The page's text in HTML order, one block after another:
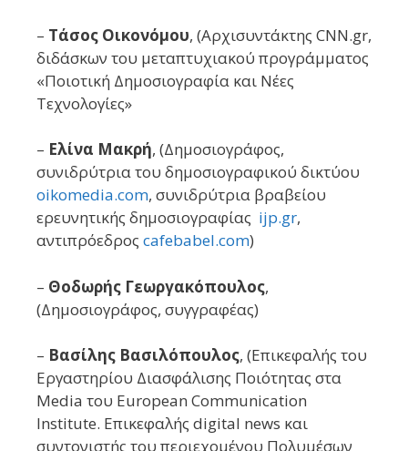
– Τάσος Οικονόμου, (Αρχισυντάκτης CNN.gr,
διδάσκων του μεταπτυχιακού προγράμματος
«Ποιοτική Δημοσιογραφία και Νέες
Τεχνολογίες»
– Ελίνα Μακρή, (Δημοσιογράφος,
συνιδρύτρια του δημοσιογραφικού δικτύου
oikomedia.com, συνιδρύτρια βραβείου
ερευνητικής δημοσιογραφίας ijp.gr,
αντιπρόεδρος cafebabel.com)
– Θοδωρής Γεωργακόπουλος,
(Δημοσιογράφος, συγγραφέας)
– Βασίλης Βασιλόπουλος, (Επικεφαλής του
Εργαστηρίου Διασφάλισης Ποιότητας στα
Μedia του European Communication
Institute. Επικεφαλής digital news και
συντονιστής του περιεχομένου Πολυμέσων